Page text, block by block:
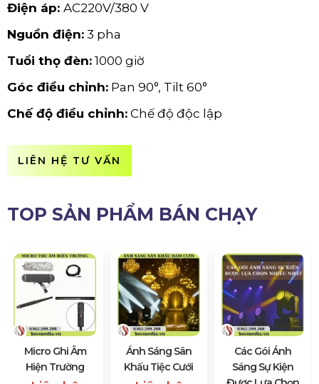
Điện áp: AC220V/380 V
Nguồn điện: 3 pha
Tuổi thọ đèn: 1000 giờ
Góc điều chỉnh: Pan 90°, Tilt 60°
Chế độ điều chỉnh: Chế độ độc lập
LIÊN HỆ TƯ VẤN
TOP SẢN PHẨM BÁN CHẠY
Micro Ghi Âm
Hiện Trường
Ánh Sáng Sân
Khấu Tiệc Cưới
Các Gói Ánh
Sáng Sự Kiện